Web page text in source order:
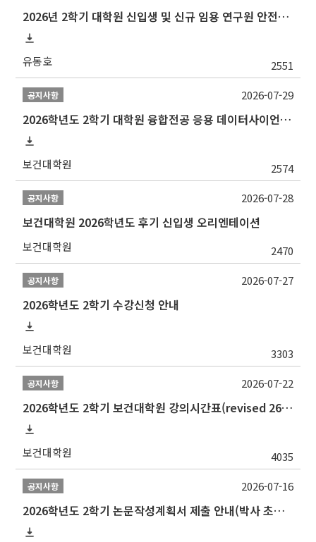
2026년 2학기 대학원 신입생 및 신규 임용 연구원 안전환경교육(신규교육) 실시 안내
유동호 2551
공지사항
2026학년도 2학기 대학원 융합전공 응용 데이터사이언스 선발 계획 알림
보건대학원 2574
2026-07-29
공지사항
보건대학원 2026학년도 후기 신입생 오리엔테이션
보건대학원 2470
2026-07-28
공지사항
2026학년도 2학기 수강신청 안내
보건대학원 3303
2026-07-27
공지사항
2026학년도 2학기 보건대학원 강의시간표(revised 260803)(2026 2nd SEMESTER SNU GSPH TIMETABLE)
보건대학원 4035
2026-07-22
공지사항
2026학년도 2학기 논문작성계획서 제출 안내(박사 초심 일정 포함)_Thesis Proposal
2026-07-16